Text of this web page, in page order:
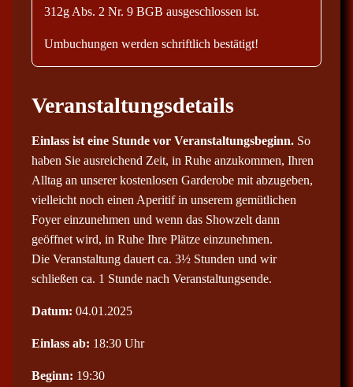
312g Abs. 2 Nr. 9 BGB ausgeschlossen ist.
Umbuchungen werden schriftlich bestätigt!
Veranstaltungsdetails
Einlass ist eine Stunde vor Veranstaltungsbeginn. So
haben Sie ausreichend Zeit, in Ruhe anzukommen, Ihren
Alltag an unserer kostenlosen Garderobe mit abzugeben,
vielleicht noch einen Aperitif in unserem gemütlichen
Foyer einzunehmen und wenn das Showzelt dann
geöffnet wird, in Ruhe Ihre Plätze einzunehmen.
Die Veranstaltung dauert ca. 3½ Stunden und wir
schließen ca. 1 Stunde nach Veranstaltungsende.
Datum: 04.01.2025
Einlass ab: 18:30 Uhr
Beginn: 19:30